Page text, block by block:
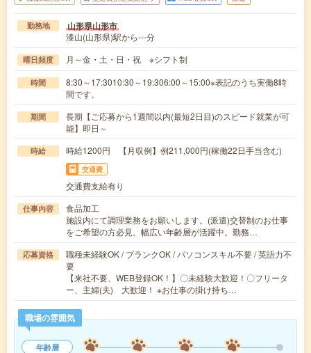
勤務地 山形県山形市
漆山(山形県)駅から---分
曜日頻度 月～金・土・日・祝 ※シフト制
時間
8:30～17:3010:30～19:306:00～15:00※表記のうち実働8時
間です。
期間
長期【ご応募から1週間以内(最短2日目)のスピード就業が可
能】即日～
時給 時給1200円 【月収例】例211,000円(稼働22日手当含む)
交通費
交通費支給有り
仕事内容
食品加工
施設内にて調理業務をお願いします。(派遣)交替制のお仕事
をご希望の方必見。幅広い年齢層が活躍中。勤務…
応募資格
職種未経験OK / ブランクOK / パソコンスキル不要 / 英語力不
要
【来社不要、WEB登録OK！】〇未経験大歓迎！〇フリータ
ー、主婦(夫) 大歓迎！ ※お仕事の掛け持ち…
職場の雰囲気
年齢層